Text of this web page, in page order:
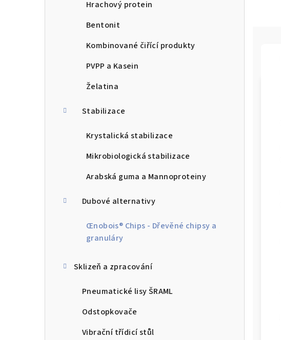
Hrachový protein
Bentonit
Kombinované čiřící produkty
PVPP a Kasein
Želatina
Stabilizace
Krystalická stabilizace
Mikrobiologická stabilizace
Arabská guma a Mannoproteiny
Dubové alternativy
Œnobois® Chips - Dřevěné chipsy a
granuláry
Sklizeň a zpracování
Pneumatické lisy ŠRAML
Odstopkovače
Vibrační třídicí stůl